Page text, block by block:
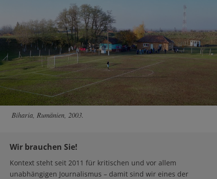
Biharia, Rumänien, 2003.
Wir brauchen Sie!
Kontext steht seit 2011 für kritischen und vor allem
unabhängigen Journalismus – damit sind wir eines der